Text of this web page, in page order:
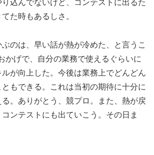
込んでないけど、コンテストに出るた
た時もあるしさ。
のは、早い話が熱が冷めた、と言うこ
かげで、自分の業務で使えるぐらいに
が向上した。今後は業務上でどんどん
もできる。これは当初の期待に十分に
。ありがとう、競プロ。また、熱が戻
ンテストにも出ていこう。その日ま